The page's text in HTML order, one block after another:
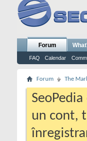
Forum
FAQ Calendar
Forum The
un cont,